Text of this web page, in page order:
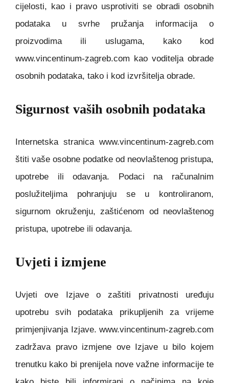
cijelosti, kao i pravo usprotiviti se obradi osobnih
podataka u svrhe pružanja informacija o
proizvodima ili uslugama, kako kod
www.vincentinum-zagreb.com kao voditelja obrade
osobnih podataka, tako i kod izvršitelja obrade.
Sigurnost vaših osobnih podataka
Internetska stranica www.vincentinum-zagreb.com
štiti vaše osobne podatke od neovlaštenog pristupa,
upotrebe ili odavanja. Podaci na računalnim
poslužiteljima pohranjuju se u kontroliranom,
sigurnom okruženju, zaštićenom od neovlaštenog
pristupa, upotrebe ili odavanja.
Uvjeti i izmjene
Uvjeti ove Izjave o zaštiti privatnosti uređuju
upotrebu svih podataka prikupljenih za vrijeme
primjenjivanja Izjave. www.vincentinum-zagreb.com
zadržava pravo izmjene ove Izjave u bilo kojem
trenutku kako bi prenijela nove važne informacije te